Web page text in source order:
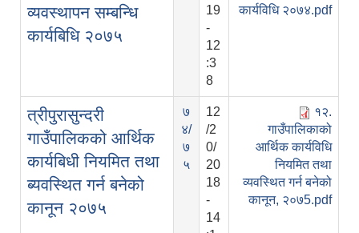
व्यवस्थापन सम्बन्धि
कार्यबिधि २०७५
19
-
12
:3
8
कार्यविधि २०७४.pdf
त्रीपुरासुन्दरी
गाउँपालिकको आर्थिक
कार्यबिधी नियमित तथा
ब्यवस्थित गर्न बनेको
कानून २०७५
७
४/
७
५
12
/2
0/
20
18
-
14
१२.
गाउँपालिकाको
आर्थिक कार्यविधि
नियमित तथा
व्यवस्थित गर्न बनेको
कानून, २०७5.pdf